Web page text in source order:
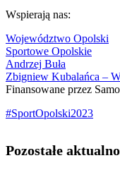
Wspierają nas:
Województwo Opolski
Sportowe Opolskie
Andrzej Buła
Zbigniew Kubalańca –
Finansowane przez
#SportOpolski2023
Pozostałe